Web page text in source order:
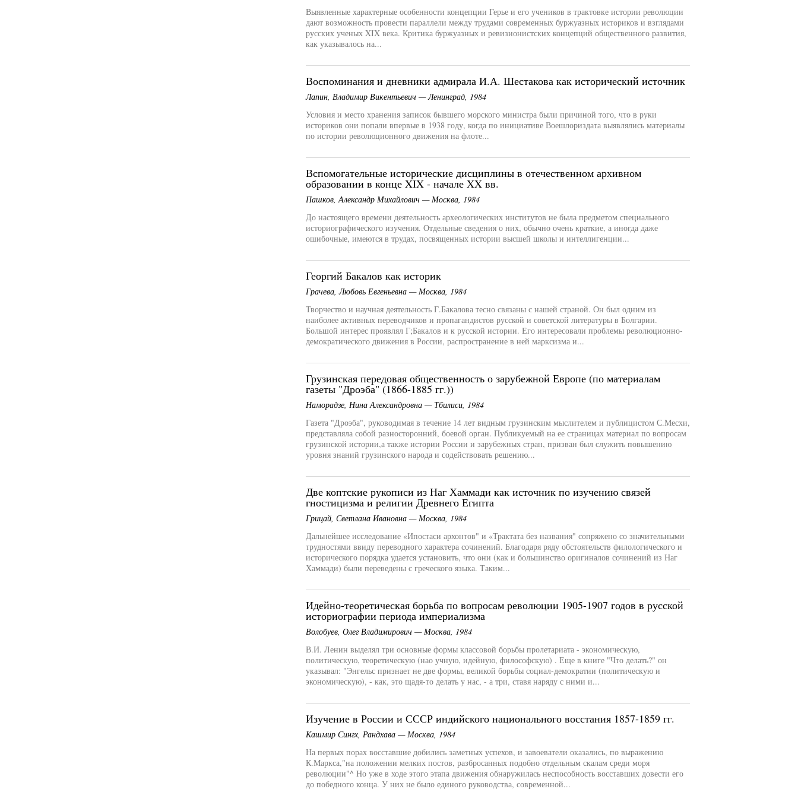
Выявленные характерные особенности концепции Герье и его учеников в трактовке истории революции
дают возможность провести параллели между трудами современных буржуазных историков и взглядами
русских ученых XIX века. Критика буржуазных и ревизионистских концепций общественного развития,
как указывалось на...
Воспоминания и дневники адмирала И.А. Шестакова как исторический источник
Лапин, Владимир Викентьевич — Ленинград, 1984
Условия и место хранения записок бывшего морского министра были причиной того, что в руки
историков они попали впервые в 1938 году, когда по инициативе Воешлориздата выявлялись материалы
по истории революционного движения на флоте...
Вспомогательные исторические дисциплины в отечественном архивном
образовании в конце XIX - начале XX вв.
Пашков, Александр Михайлович — Москва, 1984
До настоящего времени деятельность археологических институтов не была предметом специального
историографического изучения. Отдельные сведения о них, обычно очень краткие, а иногда даже
ошибочные, имеются в трудах, посвященных истории высшей школы и интеллигенции...
Георгий Бакалов как историк
Грачева, Любовь Евгеньевна — Москва, 1984
Творчество и научная деятельность Г.Бакалова тесно связаны с нашей страной. Он был одним из
наиболее активных переводчиков и пропагандистов русской и советской литературы в Болгарии.
Большой интерес проявлял Г;Бакалов и к русской истории. Его интересовали проблемы революционно-
демократического движения в России, распространение в ней марксизма и...
Грузинская передовая общественность о зарубежной Европе (по материалам
газеты "Дроэба" (1866-1885 гг.))
Наморадзе, Нина Александровна — Тбилиси, 1984
Газета "Дроэба", руководимая в течение 14 лет видным грузинским мыслителем и публицистом С.Месхи,
представляла собой разносторонний, боевой орган. Публикуемый на ее страницах материал по вопросам
грузинской истории,а также истории России и зарубежных стран, призван был служить повышению
уровня знаний грузинского народа и содействовать решению...
Две коптские рукописи из Наг Хаммади как источник по изучению связей
гностицизма и религии Древнего Египта
Грицай, Светлана Ивановна — Москва, 1984
Дальнейшее исследование «Ипостаси архонтов" и «Трактата без названия" сопряжено со значительными
трудностями ввиду переводного характера сочинений. Благодаря ряду обстоятельств филологического и
исторического порядка удается установить, что они (как и большинство оригиналов сочинений из Наг
Хаммади) были переведены с греческого языка. Таким...
Идейно-теоретическая борьба по вопросам революции 1905-1907 годов в русской
историографии периода империализма
Волобуев, Олег Владимирович — Москва, 1984
В.И. Ленин выделял три основные формы классовой борьбы пролетариата - экономическую,
политическую, теоретическую (нао учную, идейную, философскую) . Еще в книге "Что делать?" он
указывал: "Энгельс признает не две формы, великой борьбы социал-демократии (политическую и
экономическую), - как, это щадя-то делать у нас, - а три, ставя наряду с ними и...
Изучение в России и СССР индийского национального восстания 1857-1859 гг.
Кашмир Сингх, Рандхава — Москва, 1984
На первых порах восставшие добились заметных успехов, и завоеватели оказались, по выражению
К.Маркса,"на положении мелких постов, разбросанных подобно отдельным скалам среди моря
революции"^ Но уже в ходе этого этапа движения обнаружилась неспособность восставших довести его
до победного конца. У них не было единого руководства, современной...